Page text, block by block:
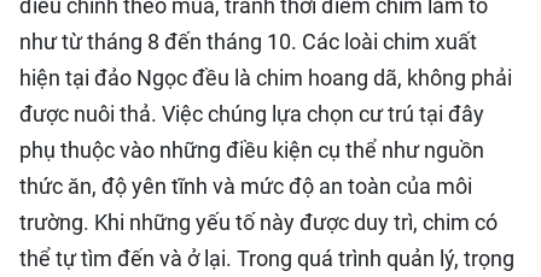
điều chỉnh theo mùa, tránh thời điểm chim làm tổ
như từ tháng 8 đến tháng 10. Các loài chim xuất
hiện tại đảo Ngọc đều là chim hoang dã, không phải
được nuôi thả. Việc chúng lựa chọn cư trú tại đây
phụ thuộc vào những điều kiện cụ thể như nguồn
thức ăn, độ yên tĩnh và mức độ an toàn của môi
trường. Khi những yếu tố này được duy trì, chim có
thể tự tìm đến và ở lại. Trong quá trình quản lý, trọng